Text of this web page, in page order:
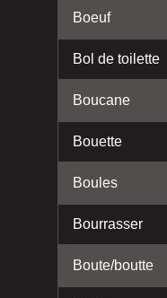
Boeuf
Bol de toilette
Boucane
Bouette
Boules
Bourrasser
Boute/boutte